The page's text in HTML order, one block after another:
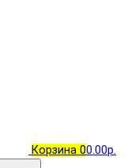
Корзина 00.00р.